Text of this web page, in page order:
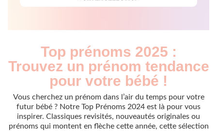
Top prénoms 2025 :
Trouvez un prénom tendance
pour votre bébé !
Vous cherchez un prénom dans l’air du temps pour votre
futur bébé ? Notre Top Prénoms 2024 est là pour vous
inspirer. Classiques revisités, nouveautés originales ou
prénoms qui montent en flèche cette année, cette sélection